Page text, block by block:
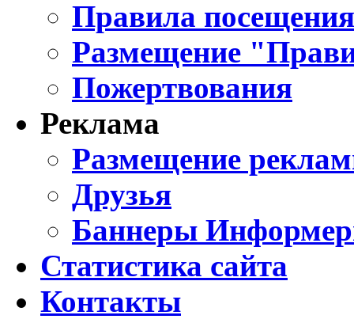
Правила
Размещение
Пожертвования
Реклама
Размещение
Друзья
Баннеры
Статистика сайта
Контакты